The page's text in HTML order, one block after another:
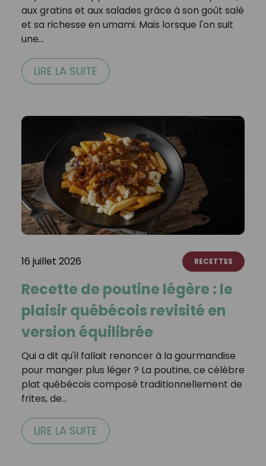
aux gratins et aux salades grâce à son goût salé
et sa richesse en umami. Mais lorsque l'on suit
une…
LIRE LA SUITE
16 juillet 2026 RECETTES
Recette de poutine légère : le
plaisir québécois revisité en
version équilibrée
Qui a dit qu'il fallait renoncer à la gourmandise
pour manger plus léger ? La poutine, ce célèbre
plat québécois composé traditionnellement de
frites, de…
LIRE LA SUITE